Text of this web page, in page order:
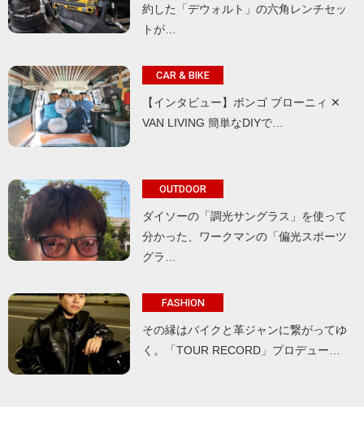
約した「デウォルト」の六角レンチセッ
トが…
CAR & BIKE
【インタビュー】ボンゴ ブローニィ ✕
VAN LIVING 簡単なDIYで…
OUTDOOR
ダイソーの「調光サングラス」を使って
分かった、ワークマンの「偏光スポーツ
グラ…
FASHION
その縁はバイクと革ジャンに繋がってゆ
く。「TOUR RECORD」プロデュー…